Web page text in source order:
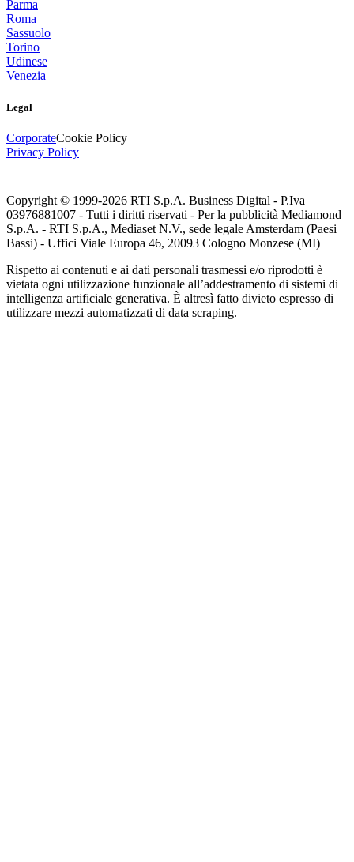
Parma
Roma
Sassuolo
Torino
Udinese
Venezia
Legal
CorporateCookie Policy
Privacy Policy
Copyright © 1999-2026 RTI S.p.A. Business Digital - P.Iva
03976881007 - Tutti i diritti riservati - Per la pubblicità Mediamond
S.p.A. - RTI S.p.A., Mediaset N.V., sede legale Amsterdam (Paesi
Bassi) - Uffici Viale Europa 46, 20093 Cologno Monzese (MI)
Rispetto ai contenuti e ai dati personali trasmessi e/o riprodotti è
vietata ogni utilizzazione funzionale all’addestramento di sistemi di
intelligenza artificiale generativa. È altresì fatto divieto espresso di
utilizzare mezzi automatizzati di data scraping.